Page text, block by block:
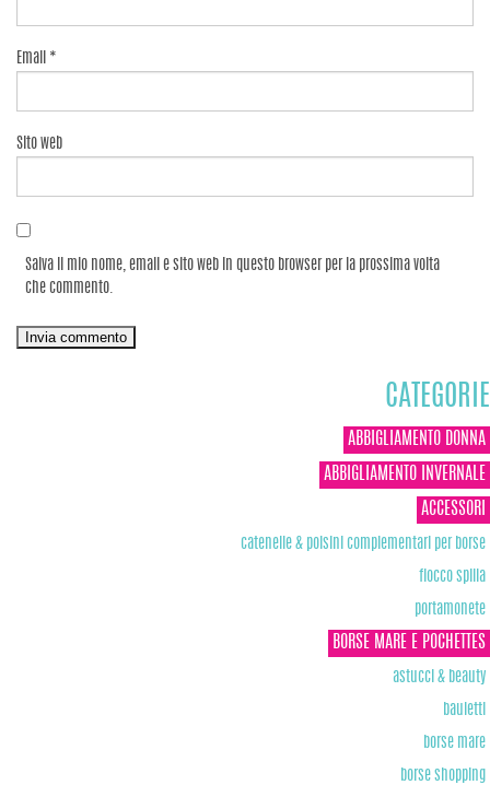
Email *
Sito web
Salva il mio nome, email e sito web in questo browser per la prossima volta
che commento.
CATEGORIE
ABBIGLIAMENTO DONNA
ABBIGLIAMENTO INVERNALE
ACCESSORI
catenelle & polsini complementari per borse
fiocco spilla
portamonete
BORSE MARE E POCHETTES
astucci & beauty
bauletti
borse mare
borse shopping